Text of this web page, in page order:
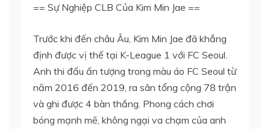
== Sự Nghiệp CLB Của Kim Min Jae ==
Trước khi đến châu Âu, Kim Min Jae đã khẳng
định được vị thế tại K-League 1 với FC Seoul.
Anh thi đấu ấn tượng trong màu áo FC Seoul từ
năm 2016 đến 2019, ra sân tổng cộng 78 trận
và ghi được 4 bàn thắng. Phong cách chơi
bóng mạnh mẽ, không ngại va chạm của anh